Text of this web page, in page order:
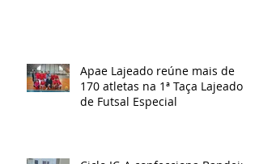
Apae Lajeado reúne mais de
170 atletas na 1ª Taça Lajeado
de Futsal Especial